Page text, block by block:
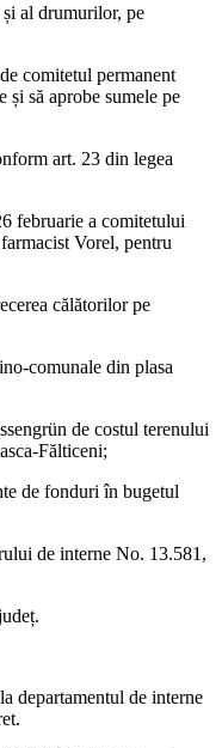
al drumurilor, pe
comitetul permanent
să aprobe sumele pe
art. 23 din legea
februarie a comitetului
Vorel, pentru
călătorilor pe
comunale din plasa
de costul terenului
Fălticeni;
de fonduri în bugetul
de interne No. 13.581,
departamentul de interne